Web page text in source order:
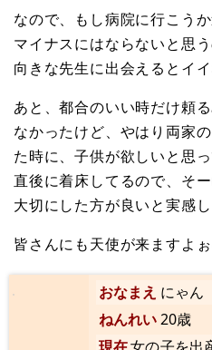
なので、もし病院に行こう
マイナスにはならないと思
向きな先生に出会えるとイイ
あと、都合のいい時だけ頼
なかったけど、やはり両家
た時に、子供が欲しいと思
直後に着床してるので、そ
大切にした方が良いと実感し
皆さんにも天使が来ますよ
おなまえ にゃん
ねんれい20歳